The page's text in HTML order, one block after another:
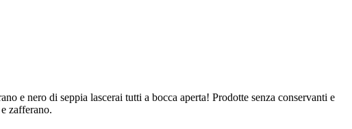
e nero di seppia lascerai tutti a bocca aperta! Prodotte senza conservanti e
zafferano.